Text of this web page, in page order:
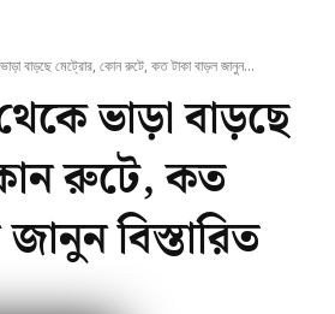
বাড়ছে মেট্রোর, কোন রুটে, কত টাকা বাড়ল জানুন...
ভাড়া বাড়ছে
রুটে, কত
বিস্তারিত